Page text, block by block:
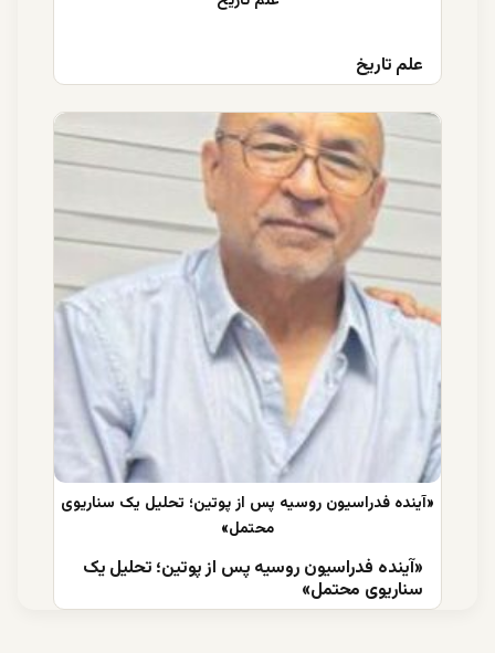
علم تاریخ
«آینده فدراسیون روسیه پس از پوتین؛ تحلیل یک
سناریوی محتمل»